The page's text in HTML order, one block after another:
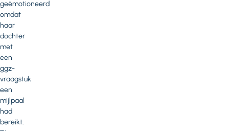
geëmotioneerd
omdat
haar
dochter
met
een
ggz-
vraagstuk
een
mijlpaal
had
bereikt.